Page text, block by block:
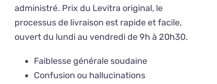
administré. Prix du Levitra original, le
processus de livraison est rapide et facile,
ouvert du lundi au vendredi de 9h à 20h30.
Faiblesse générale soudaine
Confusion ou hallucinations